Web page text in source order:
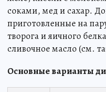
соками, мед и сахар.
приготовленные на
творога и яичного
сливочное масло (см.
Основные варианты